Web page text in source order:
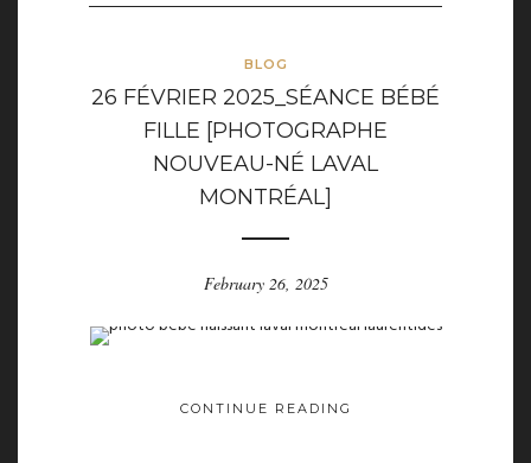
BLOG
26 FÉVRIER 2025_SÉANCE BÉBÉ
FILLE [PHOTOGRAPHE
NOUVEAU-NÉ LAVAL
MONTRÉAL]
February 26, 2025
CONTINUE READING